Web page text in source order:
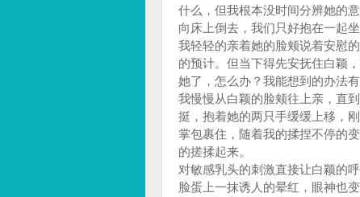
什么，但我根本没时间分辨她的
向床上倒去，我们只好抱在一起坐
我轻轻的亲着她的脸颊说着安慰
的预计。但当下得先安抚住白颖
她了，怎么办？我能想到的办法有
我慢慢从白颖的脸颊往上亲，直
挺，抱着她的两只手缓缓上移，
掌包裹住，随着我的揉捏不停的
的搓揉起来。
对敏感乳头的刺激直接让白颖的
脸蛋上一抹诱人的晕红，眼神也